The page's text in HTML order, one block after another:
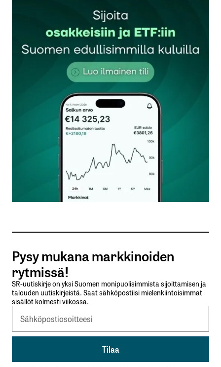
Sähköpostiosoitettasi ei julkaista.Pakolliset
kentät on merkitty*
Kommentti*
Nimesi tai nimimerkkisi
Sähköpostiosoitteesi
Tilaa SalkunRakentajan uutiskirje
Lähetä kommentti
Pysy mukana markkinoiden
rytmissä!
SR-uutiskirje on yksi Suomen monipuolisimmista sijoittamisen ja
talouden uutiskirjeistä. Saat sähköpostiisi mielenkiintoisimmat
sisällöt kolmesti viikossa.